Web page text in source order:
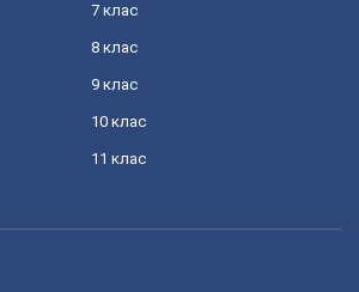
7 клас
8 клас
9 клас
10 клас
11 клас